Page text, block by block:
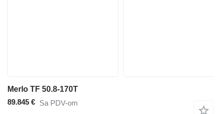
Merlo TF 50.8-170T
89.845 € Sa PDV-om